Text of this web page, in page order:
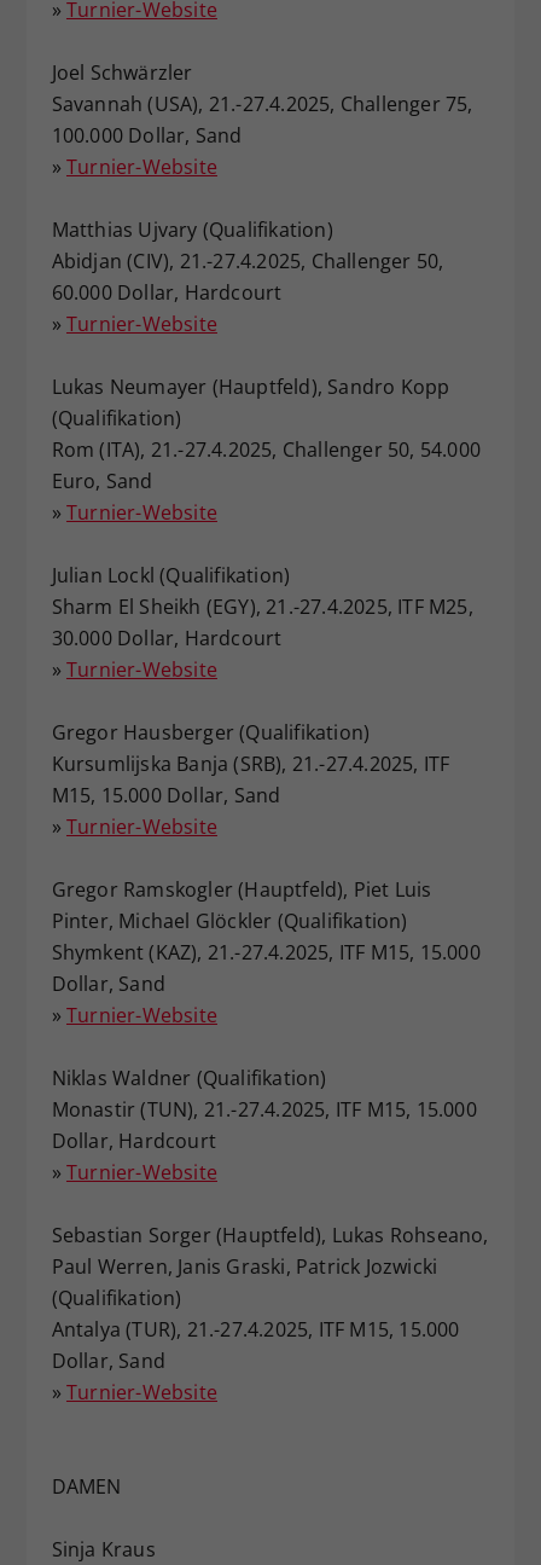
» Turnier-Website
Joel Schwärzler
Savannah (USA), 21.-27.4.2025, Challenger 75,
100.000 Dollar, Sand
» Turnier-Website
Matthias Ujvary (Qualifikation)
Abidjan (CIV), 21.-27.4.2025, Challenger 50,
60.000 Dollar, Hardcourt
» Turnier-Website
Lukas Neumayer (Hauptfeld), Sandro Kopp
(Qualifikation)
Rom (ITA), 21.-27.4.2025, Challenger 50, 54.000
Euro, Sand
» Turnier-Website
Julian Lockl (Qualifikation)
Sharm El Sheikh (EGY), 21.-27.4.2025, ITF M25,
30.000 Dollar, Hardcourt
» Turnier-Website
Gregor Hausberger (Qualifikation)
Kursumlijska Banja (SRB), 21.-27.4.2025, ITF
M15, 15.000 Dollar, Sand
» Turnier-Website
Gregor Ramskogler (Hauptfeld), Piet Luis
Pinter, Michael Glöckler (Qualifikation)
Shymkent (KAZ), 21.-27.4.2025, ITF M15, 15.000
Dollar, Sand
» Turnier-Website
Niklas Waldner (Qualifikation)
Monastir (TUN), 21.-27.4.2025, ITF M15, 15.000
Dollar, Hardcourt
» Turnier-Website
Sebastian Sorger (Hauptfeld), Lukas Rohseano,
Paul Werren, Janis Graski, Patrick Jozwicki
(Qualifikation)
Antalya (TUR), 21.-27.4.2025, ITF M15, 15.000
Dollar, Sand
» Turnier-Website
DAMEN
Sinja Kraus
Zweck
zufällig generierte ID, für die
historische Speicherung Ihrer
vorgenommen Einstellungen, falls der
Webseiten-Betreiber dies eingestellt